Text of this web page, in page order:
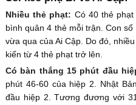
Nhiều thẻ phạt: Có 40 thẻ
bình quân 4 thẻ mỗi trận. Con
vừa qua của Ai Cập. Do đó,
kiến từ 4 thẻ phạt trở lên.
Có bàn thắng 15 phút đầu
phút 46-60 của hiệp 2. Nhật
đầu hiệp 2. Tương đương với